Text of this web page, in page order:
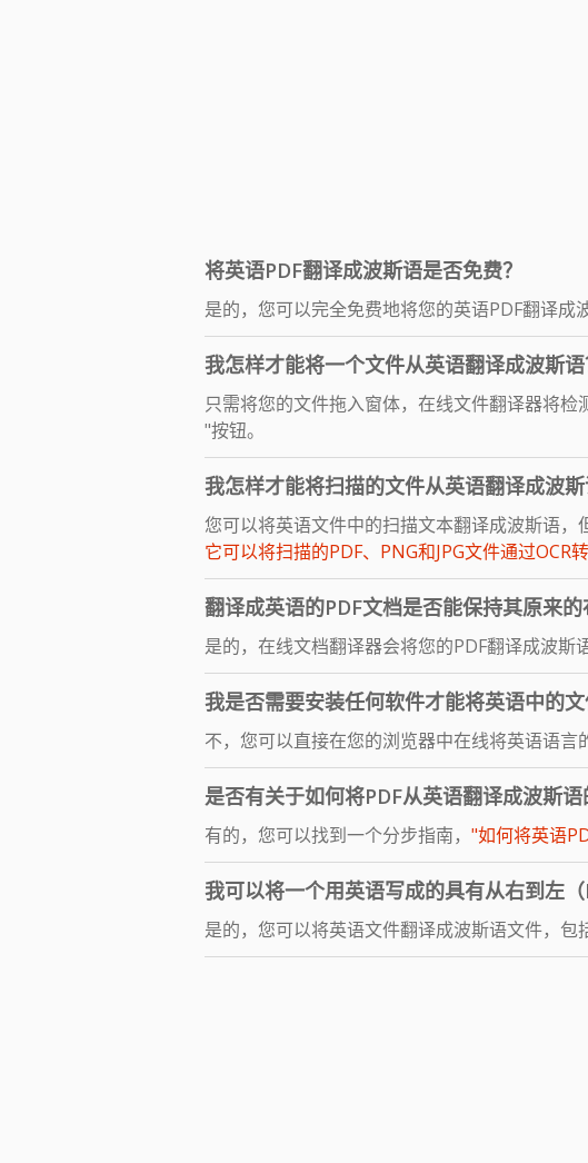
将英语PDF翻译成波斯语是否免费？
是的，您可以完全免费地将您的英语PDF翻译成
我怎样才能将一个文件从英语翻译成波斯语
只需将您的文件拖入窗体，在线文件翻译器将
"按钮。
我怎样才能将扫描的文件从英语翻译成波斯
您可以将英语文件中的扫描文本翻译成波斯语
它可以将扫描的PDF、PNG和JPG文件通过OCR
翻译成英语的PDF文档是否能保持其原来的
是的，在线文档翻译器会将您的PDF翻译成波斯
我是否需要安装任何软件才能将英语中的文
不，您可以直接在您的浏览器中在线将英语语言
是否有关于如何将PDF从英语翻译成波斯语
有的，您可以找到一个分步指南， "如何将英语
我可以将一个用英语写成的具有从右到左
是的，您可以将英语文件翻译成波斯语文件，包